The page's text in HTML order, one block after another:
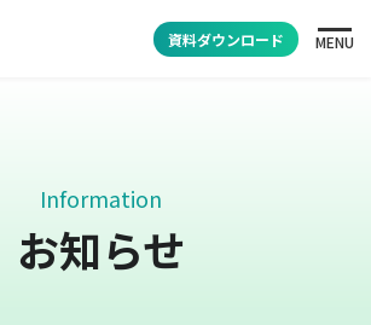
資料ダウンロード MENU
Information
お知らせ